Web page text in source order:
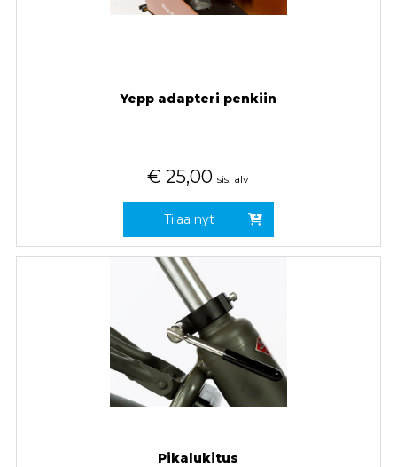
Yepp adapteri penkiin
€ 25,00 sis. alv
Tilaa nyt
Pikalukitus